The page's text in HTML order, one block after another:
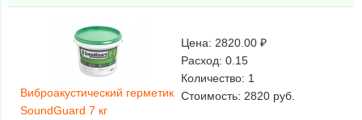
Виброакустический герметик
SoundGuard 7 кг
Цена: 2820.00 ₽
Расход: 0.15
Количество: 1
Стоимость: 2820 руб.